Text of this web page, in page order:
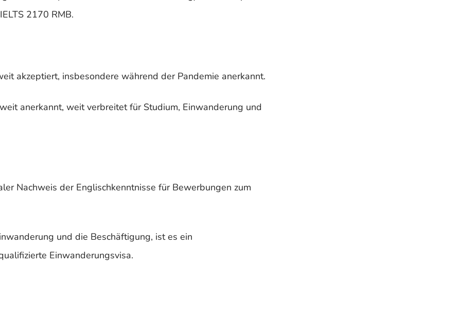
2170 RMB.
akzeptiert, insbesondere während der Pandemie anerkannt.
anerkannt, weit verbreitet für Studium, Einwanderung und
Nachweis der Englischkenntnisse für Bewerbungen zum
und die Beschäftigung, ist es ein
Einwanderungsvisa.